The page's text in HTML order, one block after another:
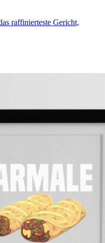
raffinierteste Gericht,